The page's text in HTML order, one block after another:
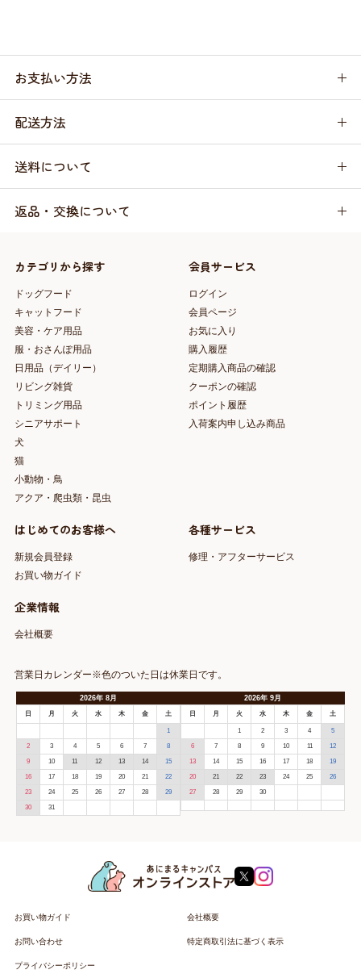
お支払い方法
配送方法
送料について
返品・交換について
カテゴリから探す
ドッグフード
キャットフード
美容・ケア用品
服・おさんぽ用品
日用品（デイリー）
リビング雑貨
トリミング用品
シニアサポート
犬
猫
小動物・鳥
アクア・爬虫類・昆虫
会員サービス
ログイン
会員ページ
お気に入り
購入履歴
定期購入商品の確認
クーポンの確認
ポイント履歴
入荷案内申し込み商品
はじめてのお客様へ
新規会員登録
お買い物ガイド
各種サービス
修理・アフターサービス
企業情報
会社概要
営業日カレンダー※色のついた日は休業日です。
2026年 8月
日 月 火 水 木 金 土
1
2 3 4 5 6 7 8
9 10 11 12 13 14 15
16 17 18 19 20 21 22
23 24 25 26 27 28 29
30 31
2026年9月
日 月 火 水 木 金 土
1 2 3 4 5
6 7 8 9 10 11 12
13 14 15 16 17 18 19
20 21 22 23 24 25 26
27 28 29 30
お買い物ガイド 会社概要
お問い合わせ 特定商取引法に基づく表示
プライバシーポリシー